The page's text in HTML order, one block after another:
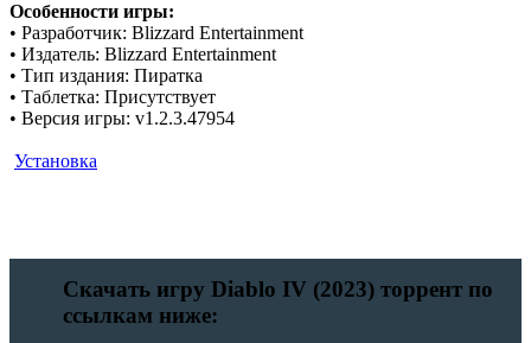
Особенности игры:
• Разработчик: Blizzard Entertainment
• Издатель: Blizzard Entertainment
• Тип издания: Пиратка
• Таблетка: Присутствует
• Версия игры: v1.2.3.47954
Установка
Скачать игру Diablo IV (2023) торрент по
ссылкам ниже: